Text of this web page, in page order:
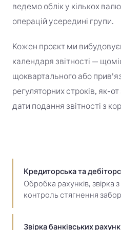
ведемо облік у кількох
операцій усередині групи.
Кожен проєкт ми
календаря звітності —
щоквартального або
регуляторних строків, як-
дати подання звітності з
Кредиторська та
Обробка рахунків, звірка
контроль стягнення
Звірка банківських